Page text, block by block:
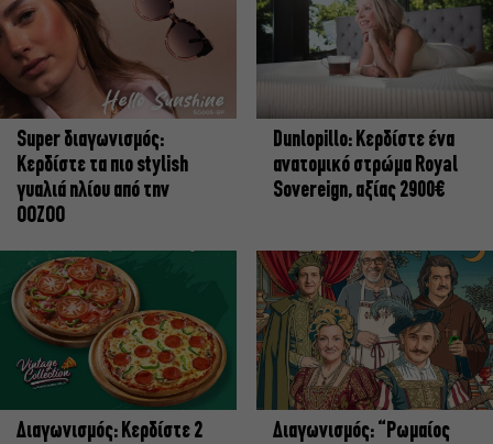
Super διαγωνισμός:
Κερδίστε τα πιο stylish
γυαλιά ηλίου από την
OOZOO
Dunlopillo: Κερδίστε ένα
ανατομικό στρώμα Royal
Sovereign, αξίας 2900€
Διαγωνισμός: Κερδίστε 2
Διαγωνισμός: “Ρωμαίος